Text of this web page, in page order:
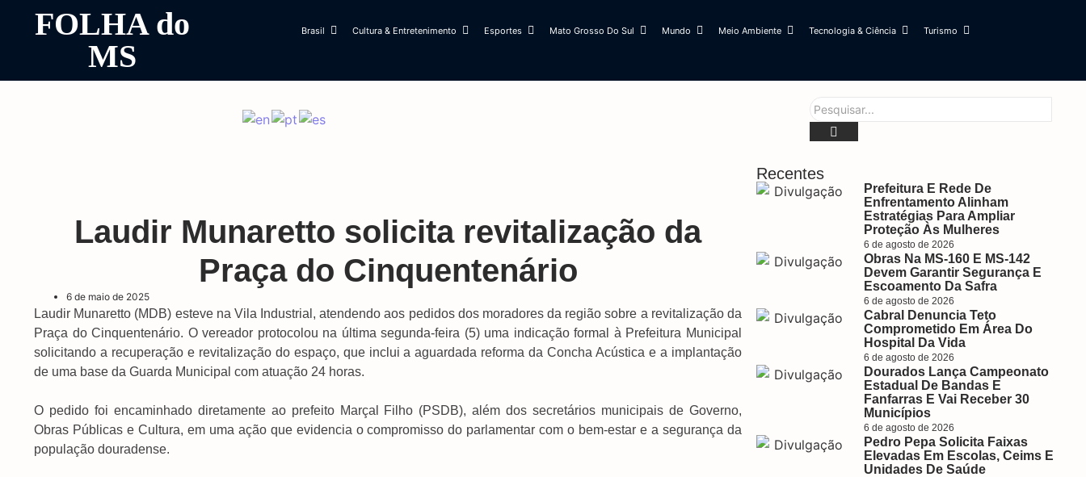
FOLHA do
MS
Brasil Cultura & Entretenimento Esportes Mato Grosso Do Sul Mundo Meio Ambiente Tecnologia & Ciência Turismo
Laudir Munaretto solicita revitalização da
Praça do Cinquentenário
6 de maio de 2025
Laudir Munaretto (MDB) esteve na Vila Industrial, atendendo aos pedidos dos moradores da região sobre a revitalização da
Praça do Cinquentenário. O vereador protocolou na última segunda-feira (5) uma indicação formal à Prefeitura Municipal
solicitando a recuperação e revitalização do espaço, que inclui a aguardada reforma da Concha Acústica e a implantação
de uma base da Guarda Municipal com atuação 24 horas.
O pedido foi encaminhado diretamente ao prefeito Marçal Filho (PSDB), além dos secretários municipais de Governo,
Obras Públicas e Cultura, em uma ação que evidencia o compromisso do parlamentar com o bem-estar e a segurança da
população douradense.
Recentes
Prefeitura E Rede De
Enfrentamento Alinham
Estratégias Para Ampliar
Proteção Às Mulheres
6 de agosto de 2026
Obras Na MS-160 E MS-142
Devem Garantir Segurança E
Escoamento Da Safra
6 de agosto de 2026
Cabral Denuncia Teto
Comprometido Em Área Do
Hospital Da Vida
6 de agosto de 2026
Dourados Lança Campeonato
Estadual De Bandas E
Fanfarras E Vai Receber 30
Municípios
6 de agosto de 2026
Pedro Pepa Solicita Faixas
Elevadas Em Escolas, Ceims E
Unidades De Saúde